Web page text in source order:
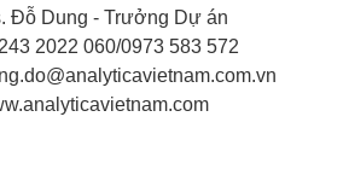
Đỗ Dung - Trưởng Dự án
2022 060/0973 583 572